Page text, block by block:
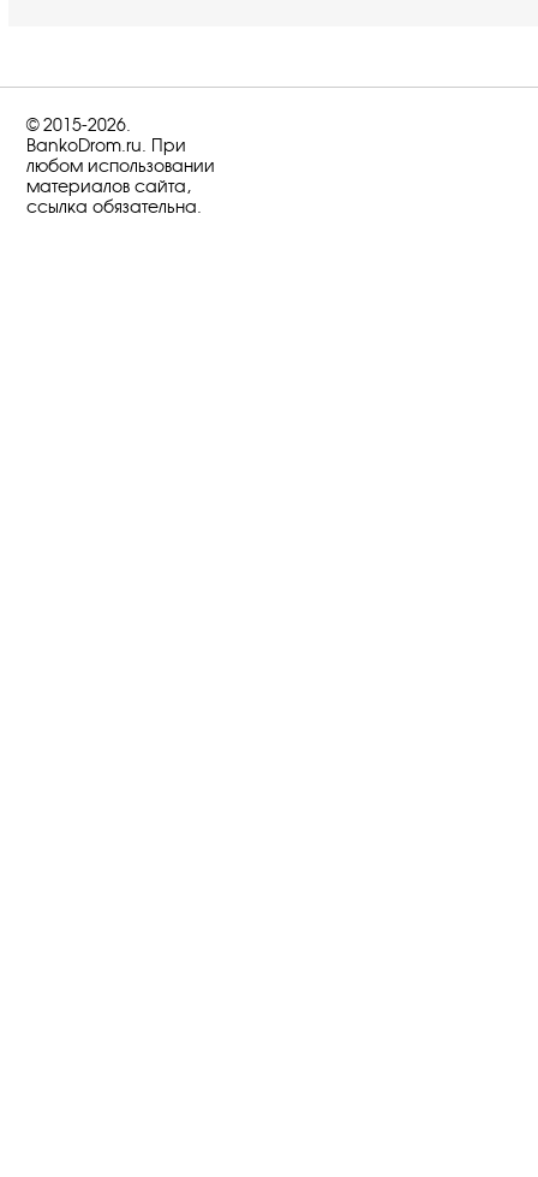
© 2015-2026.
BankoDrom.ru. При
любом использовании
материалов сайта,
ссылка обязательна.